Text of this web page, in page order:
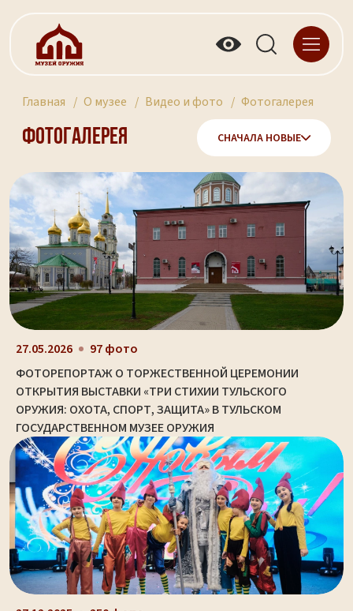
Главная О музее Видео и фото Фотогалерея
Фотогалерея СНАЧАЛА НОВЫЕ
27.05.2026
97 фото
ФОТОРЕПОРТАЖ О ТОРЖЕСТВЕННОЙ ЦЕРЕМОНИИ
ОТКРЫТИЯ ВЫСТАВКИ «ТРИ СТИХИИ ТУЛЬСКОГО
ОРУЖИЯ: ОХОТА, СПОРТ, ЗАЩИТА» В ТУЛЬСКОМ
ГОСУДАРСТВЕННОМ МУЗЕЕ ОРУЖИЯ